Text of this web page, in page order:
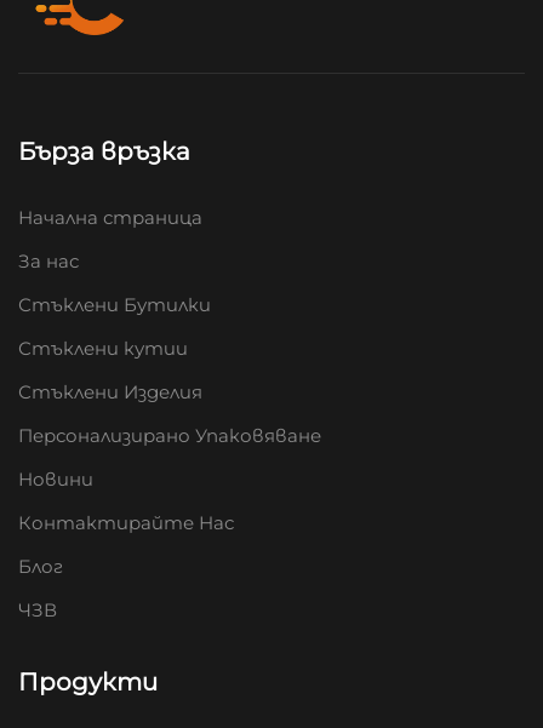
Бърза връзка
Начална страница
За нас
Стъклени Бутилки
Стъклени кутии
Стъклени Изделия
Персонализирано Упаковяване
Новини
Контактирайте Нас
Блог
ЧЗВ
Продукти